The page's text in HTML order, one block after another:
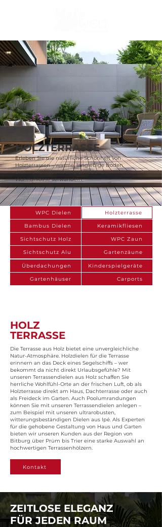
HOLZTERRASSE
Erleben Sie die natürliche Schönheit von
Holzterrassen – warme, langlebige Böden,
die Ihre Terrasse in eine einladende
Wohlfühloase verwandeln.
WPC Dielen
Holzterrasse
Bambus Dielen
Keramikfliesen
Sichtschutz Holz
WPC Zaun
Sichtschutz Alu
Gartenzäune
Überdachungen
Kinderspielgeräte
Gartenhäuser
Carports
HOLZ
TERRASSE
Die Terrasse aus Holz bietet eine unvergleichliche
Natur-Atmosphäre. Holzdielen für die Terrasse
erinnern an das Deck eines Segelschiffs – wer
bekommt da nicht direkt Urlaubsgefühle? Mit
unseren Terrassendielen aus Holz schaffen Sie
herrliche Wohlfühl-Orte an der frischen Luft, ob als
Holzterrasse direkt am Haus, Dachterrasse oder auch
als Freideck im Garten. Auch Poolumrandungen
können Sie mit unseren Terrassendielen anlegen –
zum Beispiel mit unseren ultrarobusten,
witterungsbeständigen Dielen aus Ipé. Als Experten
für die gehobene Gestaltung von Haus und Garten
bieten wir unseren Kunden aus der Region von
Bitburg über Prüm bis Trier eine starke Auswahl an
hochwertigen Terrassenhölzern.
Kontakt
ZEITLOSE ELEGANZ
FÜR JEDEN RAUM